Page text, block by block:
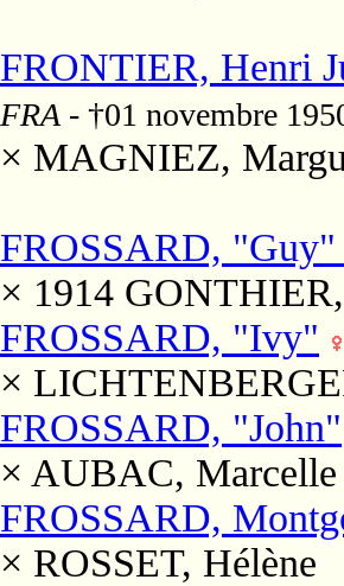
FRONTIER, Henri
FRA - †01 novembre
× MAGNIEZ,
FROSSARD, "Guy"
× 1914
FROSSARD, "Ivy"
×
FROSSARD, "John"
× AUBAC, Marcelle
FROSSARD,
× ROSSET, Hélène